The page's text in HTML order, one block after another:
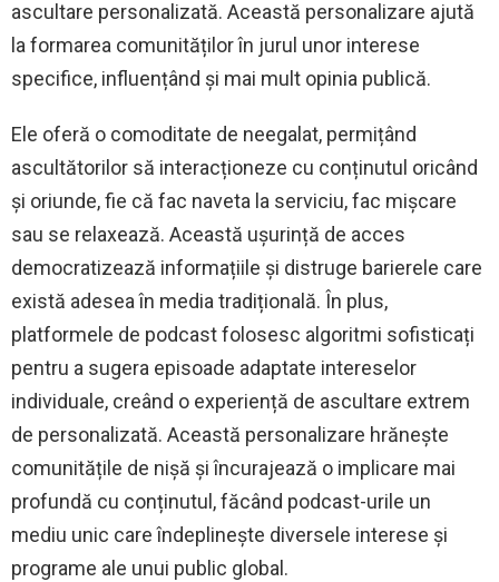
ascultare personalizată. Această personalizare ajută
la formarea comunităților în jurul unor interese
specifice, influențând și mai mult opinia publică.
Ele oferă o comoditate de neegalat, permițând
ascultătorilor să interacționeze cu conținutul oricând
și oriunde, fie că fac naveta la serviciu, fac mișcare
sau se relaxează. Această ușurință de acces
democratizează informațiile și distruge barierele care
există adesea în media tradițională. În plus,
platformele de podcast folosesc algoritmi sofisticați
pentru a sugera episoade adaptate intereselor
individuale, creând o experiență de ascultare extrem
de personalizată. Această personalizare hrănește
comunitățile de nișă și încurajează o implicare mai
profundă cu conținutul, făcând podcast-urile un
mediu unic care îndeplinește diversele interese și
programe ale unui public global.